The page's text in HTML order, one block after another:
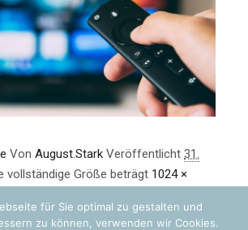
Von August.Stark Veröffentlicht 31.
vollständige Größe beträgt 1024 ×
für Sie optimal zu gestalten und
zu können, verwenden wir Cookies.